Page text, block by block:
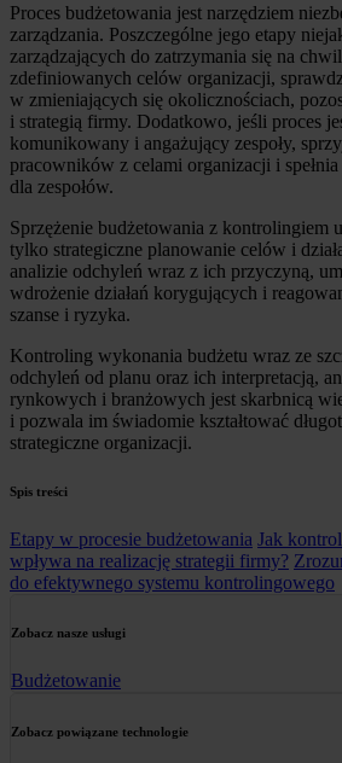
Proces budżetowania jest narzędziem
zarządzania. Poszczególne jego etapy
zarządzających do zatrzymania się na
zdefiniowanych celów organizacji,
w zmieniających się okolicznościach,
i strategią firmy. Dodatkowo, jeśli proces
komunikowany i angażujący zespoły,
pracowników z celami organizacji i
dla zespołów.
Sprzężenie budżetowania z kontrolingiem
tylko strategiczne planowanie celów i
analizie odchyleń wraz z ich przyczyną,
wdrożenie działań korygujących i
szanse i ryzyka.
Kontroling wykonania budżetu wraz ze
odchyleń od planu oraz ich interpretacją,
rynkowych i branżowych jest skarbnicą
i pozwala im świadomie kształtować
strategiczne organizacji.
Spis treści
Etapy w procesie budżetowania Jak
wpływa na realizację strategii firmy?
do efektywnego systemu kontrolingowego
Zobacz nasze usługi
Budżetowanie
Zobacz powiązane technologie